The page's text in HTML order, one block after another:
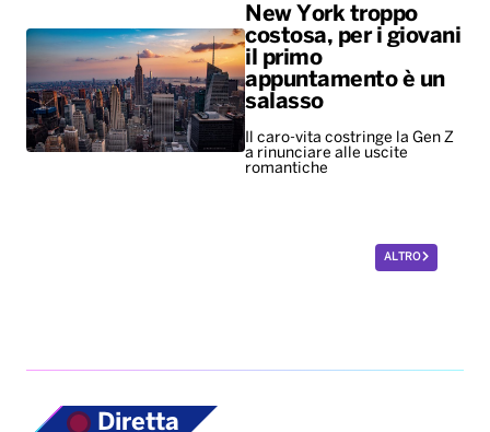
New York troppo
costosa, per i giovani
il primo
appuntamento è un
salasso
Il caro-vita costringe la Gen Z
a rinunciare alle uscite
romantiche
ALTRO
Diretta